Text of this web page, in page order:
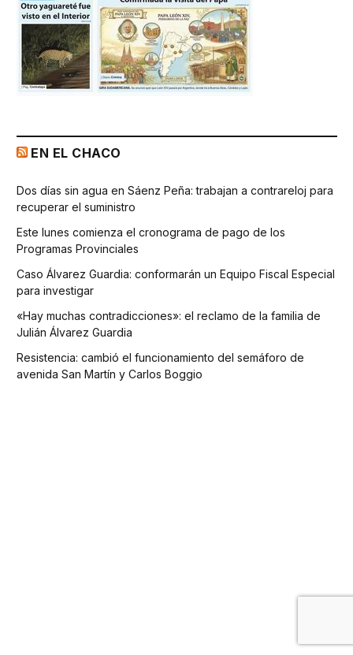
EN EL CHACO
Dos días sin agua en Sáenz Peña: trabajan a contrareloj para
recuperar el suministro
Este lunes comienza el cronograma de pago de los
Programas Provinciales
Caso Álvarez Guardia: conformarán un Equipo Fiscal Especial
para investigar
«Hay muchas contradicciones»: el reclamo de la familia de
Julián Álvarez Guardia
Resistencia: cambió el funcionamiento del semáforo de
avenida San Martín y Carlos Boggio